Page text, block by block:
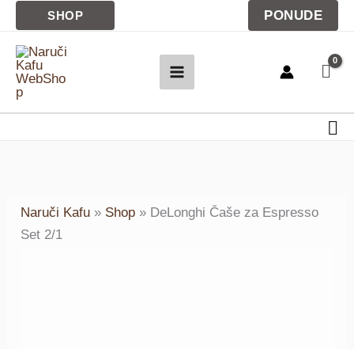
sadržaj
SHOP PONUDE
Naruči Kafu » Shop » DeLonghi Čaše za Espresso
Set 2/1